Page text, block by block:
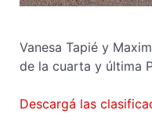
Vanesa Tapié y
de la cuarta y última
Descargá las